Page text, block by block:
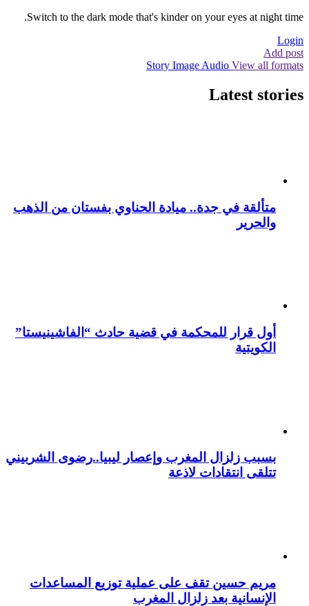
Switch to the dark mode that's kinder on your eyes at night time.
Login
Add post
Story Image Audio View all formats
Latest stories
متألقة في جدة.. ميادة الحناوي بفستان من الذهب
والحرير
أول قرار للمحكمة في قضية حادث “الفاشينيستا”
الكويتية
بسبب زلزال المغرب وإعصار ليبيا..رضوى الشربيني
تتلقى انتقادات لاذعة
مريم حسين تقف على عملية توزيع المساعدات
الإنسانية بعد زلزال المغرب